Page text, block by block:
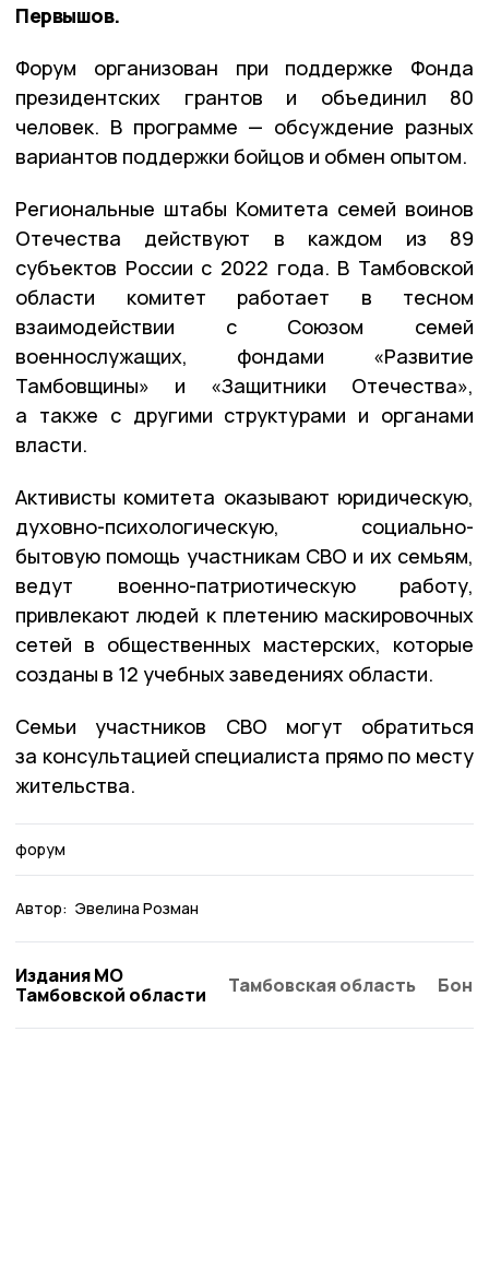
Первышов.
Форум организован при поддержке Фонда
президентских грантов и объединил 80
человек. В программе — обсуждение разных
вариантов поддержки бойцов и обмен опытом.
Региональные штабы Комитета семей воинов
Отечества действуют в каждом из 89
субъектов России с 2022 года. В Тамбовской
области комитет работает в тесном
взаимодействии с Союзом семей
военнослужащих, фондами «Развитие
Тамбовщины» и «Защитники Отечества»,
а также с другими структурами и органами
власти.
Активисты комитета оказывают юридическую,
духовно-психологическую, социально-
бытовую помощь участникам СВО и их семьям,
ведут военно-патриотическую работу,
привлекают людей к плетению маскировочных
сетей в общественных мастерских, которые
созданы в 12 учебных заведениях области.
Семьи участников СВО могут обратиться
за консультацией специалиста прямо по месту
жительства.
форум
Автор: Эвелина Розман
Издания МО
Тамбовской области
Тамбовская область